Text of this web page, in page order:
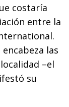
costaría
entre la
las
–el
su